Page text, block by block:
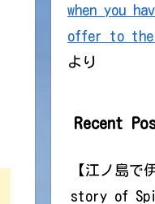
when you
offer to the
より
Recent
【江ノ島で
story of